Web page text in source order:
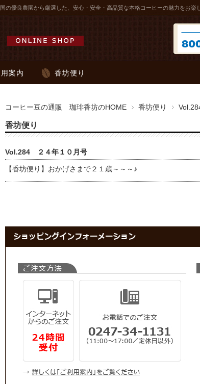
の優良農園から厳選した、安心・安全・高品質な本格コーヒーの魅力をお楽
案内 香坊便り
コーヒー豆の通販 珈琲香坊のHOME 香坊便り
香坊便り
Vol.284 ２４年１０月号
【香坊便り】おかげさまで２１歳～～～♪